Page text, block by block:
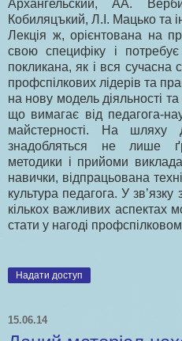
Архангельский, АА.
Кобиляцъкий, Л.І. Мацько та
Лекція ж, орієнтована на
свою специфіку і потребує
покликана, як і вся сучасна
профспілкових лідерів та
на нову модель діяльності
що вимагає від педагога-
майстерності. На шляху
знадобляться не лише
методики і прийоми
навички, відпрацьована
культура педагога. У
кількох важливих аспектах
стати у нагоді
Надати доступ
15.06.14